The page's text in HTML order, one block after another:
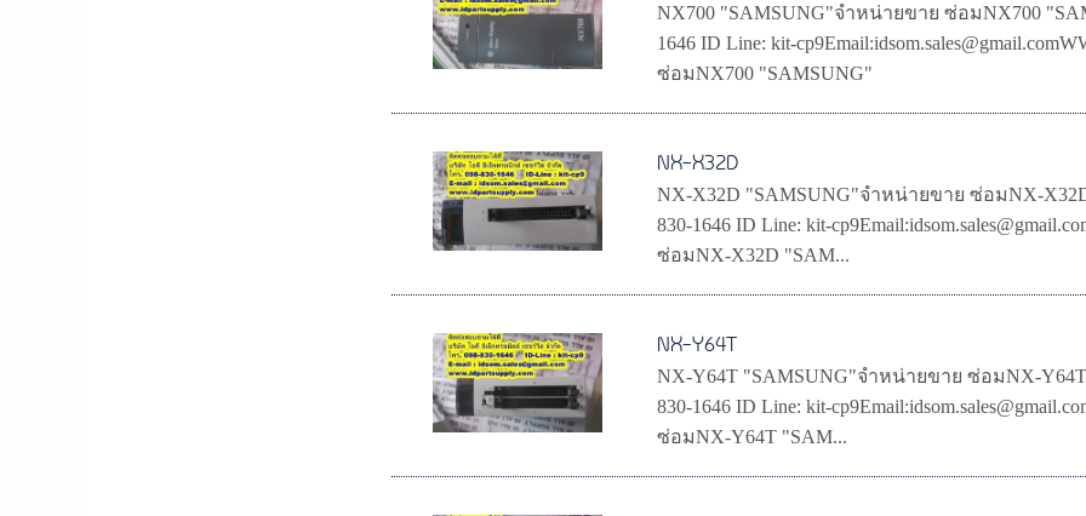
NX700 "SAMSUNG"จำหน่ายขาย ซ่อมNX700
1646 ID Line: kit-
ซ่อมNX700 "SAMSUNG"
NX-X32D
NX-X32D "SAMSUNG"จำหน่ายขาย ซ่อมNX-
830-1646 ID Line: kit-
ซ่อมNX-X32D "SAM...
NX-Y64T
NX-Y64T "SAMSUNG"จำหน่ายขาย ซ่อมNX-
830-1646 ID Line: kit-
ซ่อมNX-Y64T "SAM...